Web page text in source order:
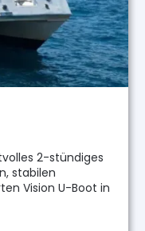
2-stündiges
stabilen
Vision U-Boot in